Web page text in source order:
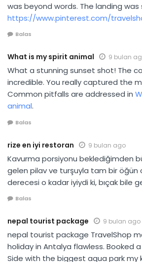
was beyond words. The landing
https://www.pinterest.com/
Balas
What is my spirit animal 9 bulan
What a stunning sunset shot! The
incredible. You really captured the
Common pitfalls are addressed in
animal.
Balas
rize en iyi restoran 9 bulan ago
Kavurma porsiyonu beklediğimden
gelen pilav ve turşuyla tam bir öğün
derecesi o kadar iyiydi ki, bıçak bile
Balas
nepal tourist package 9 bulan ago
nepal tourist package TravelShop
holiday in Antalya flawless. Booked
Side with the biggest aqua park my